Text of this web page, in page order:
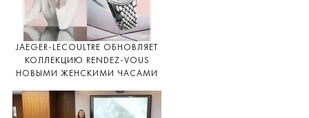
JAEGER-LECOULTRE ОБНОВЛЯЕТ
КОЛЛЕКЦИЮ RENDEZ-VOUS
НОВЫМИ ЖЕНСКИМИ ЧАСАМИ